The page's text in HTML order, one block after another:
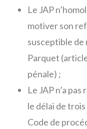
Le JAP
motiver son
susceptible de
Parquet
pénale) ;
Le JAP n’a
le délai de
Code de